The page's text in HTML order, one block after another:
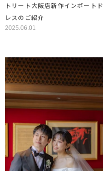
トリート大阪店新作インポートド
レスのご紹介
2025.06.01